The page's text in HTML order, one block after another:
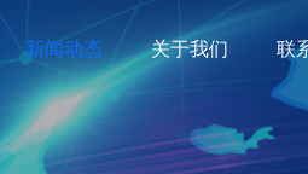
新闻动态 关于我们 联